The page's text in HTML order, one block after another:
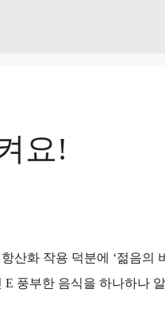
요!
화 작용 덕분에 ‘젊음의
풍부한 음식을 하나하나